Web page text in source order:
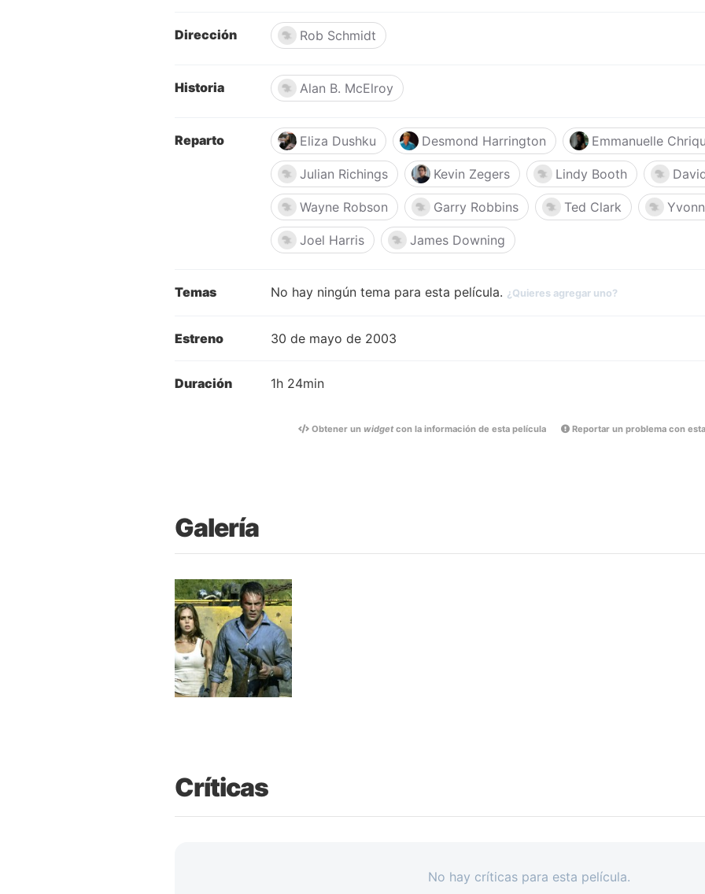
Dirección Rob Schmidt
Historia Alan B. McElroy
Reparto Eliza Dushku Desmond Harrington Emmanuelle
Julian Richings Kevin Zegers Lindy Booth
Wayne Robson Garry Robbins Ted Clark
Joel Harris James Downing
Temas No hay ningún tema para esta película. ¿Quieres agregar uno?
Estreno 30 de mayo de 2003
Duración 1h 24min
Obtener un widgetcon la información de esta película Reportar un problema con
Galería
Críticas
No hay críticas para esta película.